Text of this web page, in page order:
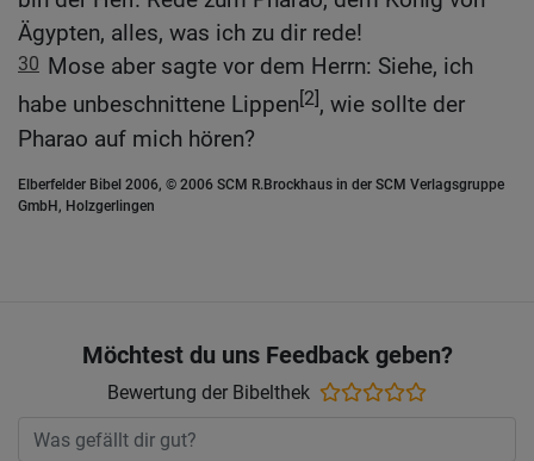
Ägypten, alles, was ich zu dir rede!
30 Mose aber sagte vor dem Herrn: Siehe, ich
habe unbeschnittene Lippen[2], wie sollte der
Pharao auf mich hören?
Elberfelder Bibel 2006, © 2006 SCM R.Brockhaus in der SCM Verlagsgruppe
GmbH, Holzgerlingen
Möchtest du uns Feedback geben?
Bewertung der Bibelthek